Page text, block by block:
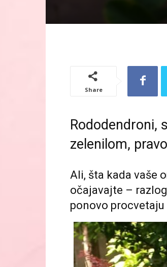
Share
Rododendroni,
zelenilom,
Ali, šta kada vaše
očajavajte –
ponovo